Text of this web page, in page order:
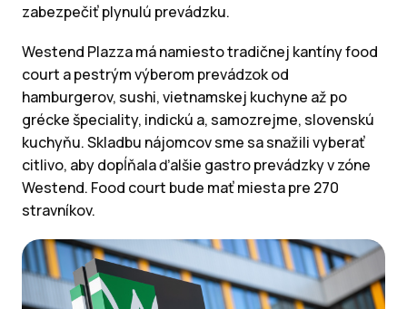
zabezpečiť plynulú prevádzku.
Westend Plazza má namiesto tradičnej kantíny food
court a pestrým výberom prevádzok od
hamburgerov, sushi, vietnamskej kuchyne až po
grécke špeciality, indickú a, samozrejme, slovenskú
kuchyňu. Skladbu nájomcov sme sa snažili vyberať
citlivo, aby dopĺňala ďalšie gastro prevádzky v zóne
Westend. Food court bude mať miesta pre 270
stravníkov.